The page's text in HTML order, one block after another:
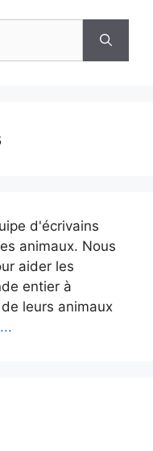
d'écrivains
animaux. Nous
aider les
entier à
leurs animaux